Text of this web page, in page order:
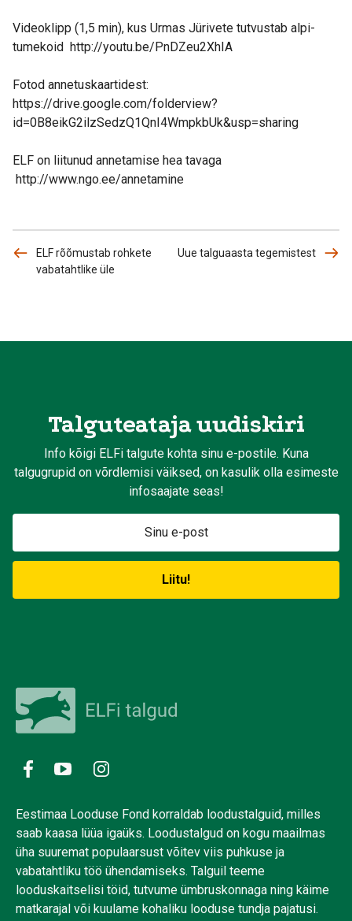
Videoklipp (1,5 min), kus Urmas Jürivete tutvustab alpi-
tumekoid http://youtu.be/PnDZeu2XhIA
Fotod annetuskaartidest:
https://drive.google.com/folderview?
id=0B8eikG2ilzSedzQ1QnI4WmpkbUk&usp=sharing
ELF on liitunud annetamise hea tavaga
http://www.ngo.ee/annetamine
ELF rõõmustab rohkete
vabatahtlike üle
Uue talguaasta tegemistest
Talguteataja uudiskiri
Info kõigi ELFi talgute kohta sinu e-postile. Kuna
talgugrupid on võrdlemisi väiksed, on kasulik olla esimeste
infosaajate seas!
Eestimaa Looduse Fond korraldab loodustalguid, milles
saab kaasa lüüa igaüks. Loodustalgud on kogu maailmas
üha suuremat populaarsust võitev viis puhkuse ja
vabatahtliku töö ühendamiseks. Talguil teeme
looduskaitselisi töid, tutvume ümbruskonnaga ning käime
matkarajal või kuulame kohaliku looduse tundja pajatusi.